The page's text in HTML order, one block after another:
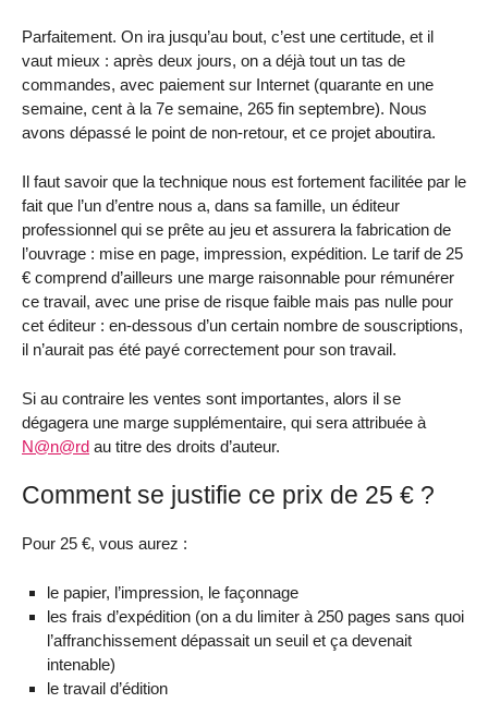
Parfaitement. On ira jusqu’au bout, c’est une certitude, et il
vaut mieux : après deux jours, on a déjà tout un tas de
commandes, avec paiement sur Internet (quarante en une
semaine, cent à la 7e semaine, 265 fin septembre). Nous
avons dépassé le point de non-retour, et ce projet aboutira.
Il faut savoir que la technique nous est fortement facilitée par le
fait que l’un d’entre nous a, dans sa famille, un éditeur
professionnel qui se prête au jeu et assurera la fabrication de
l’ouvrage : mise en page, impression, expédition. Le tarif de 25
€ comprend d’ailleurs une marge raisonnable pour rémunérer
ce travail, avec une prise de risque faible mais pas nulle pour
cet éditeur : en-dessous d’un certain nombre de souscriptions,
il n’aurait pas été payé correctement pour son travail.
Si au contraire les ventes sont importantes, alors il se
dégagera une marge supplémentaire, qui sera attribuée à
N@n@rd au titre des droits d’auteur.
Comment se justifie ce prix de 25 € ?
Pour 25 €, vous aurez :
le papier, l’impression, le façonnage
les frais d’expédition (on a du limiter à 250 pages sans quoi
l’affranchissement dépassait un seuil et ça devenait
intenable)
le travail d’édition